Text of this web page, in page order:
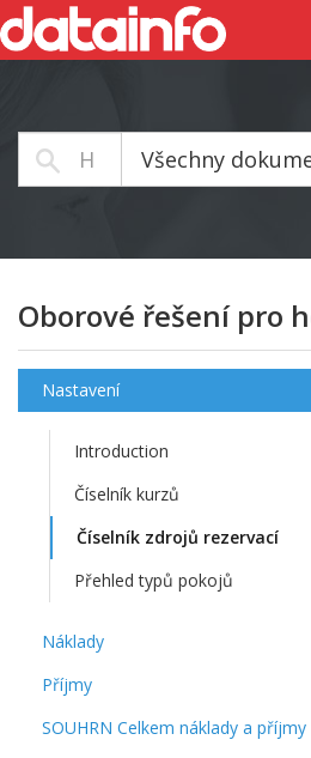
Všechny
Oborové řešení pro
Nastavení
Introduction
Číselník kurzů
Číselník zdrojů rezervací
Přehled typů pokojů
Náklady
Příjmy
SOUHRN Celkem náklady a příjmy